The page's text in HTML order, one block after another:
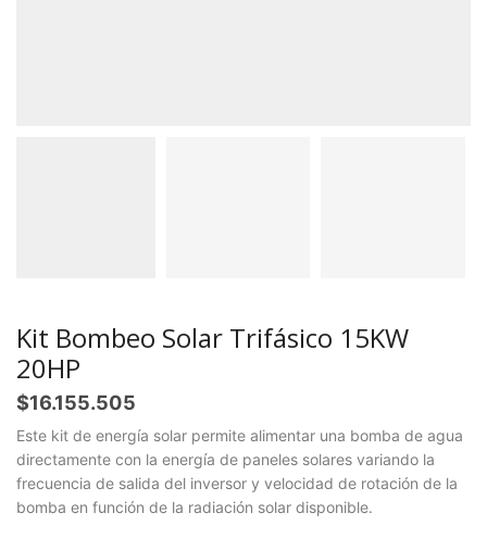
Kit Bombeo Solar Trifásico 15KW
20HP
$16.155.505
Este kit de energía solar permite alimentar una bomba de agua
directamente con la energía de paneles solares variando la
frecuencia de salida del inversor y velocidad de rotación de la
bomba en función de la radiación solar disponible.